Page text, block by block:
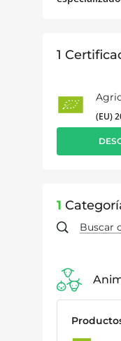
1
(EU)
1